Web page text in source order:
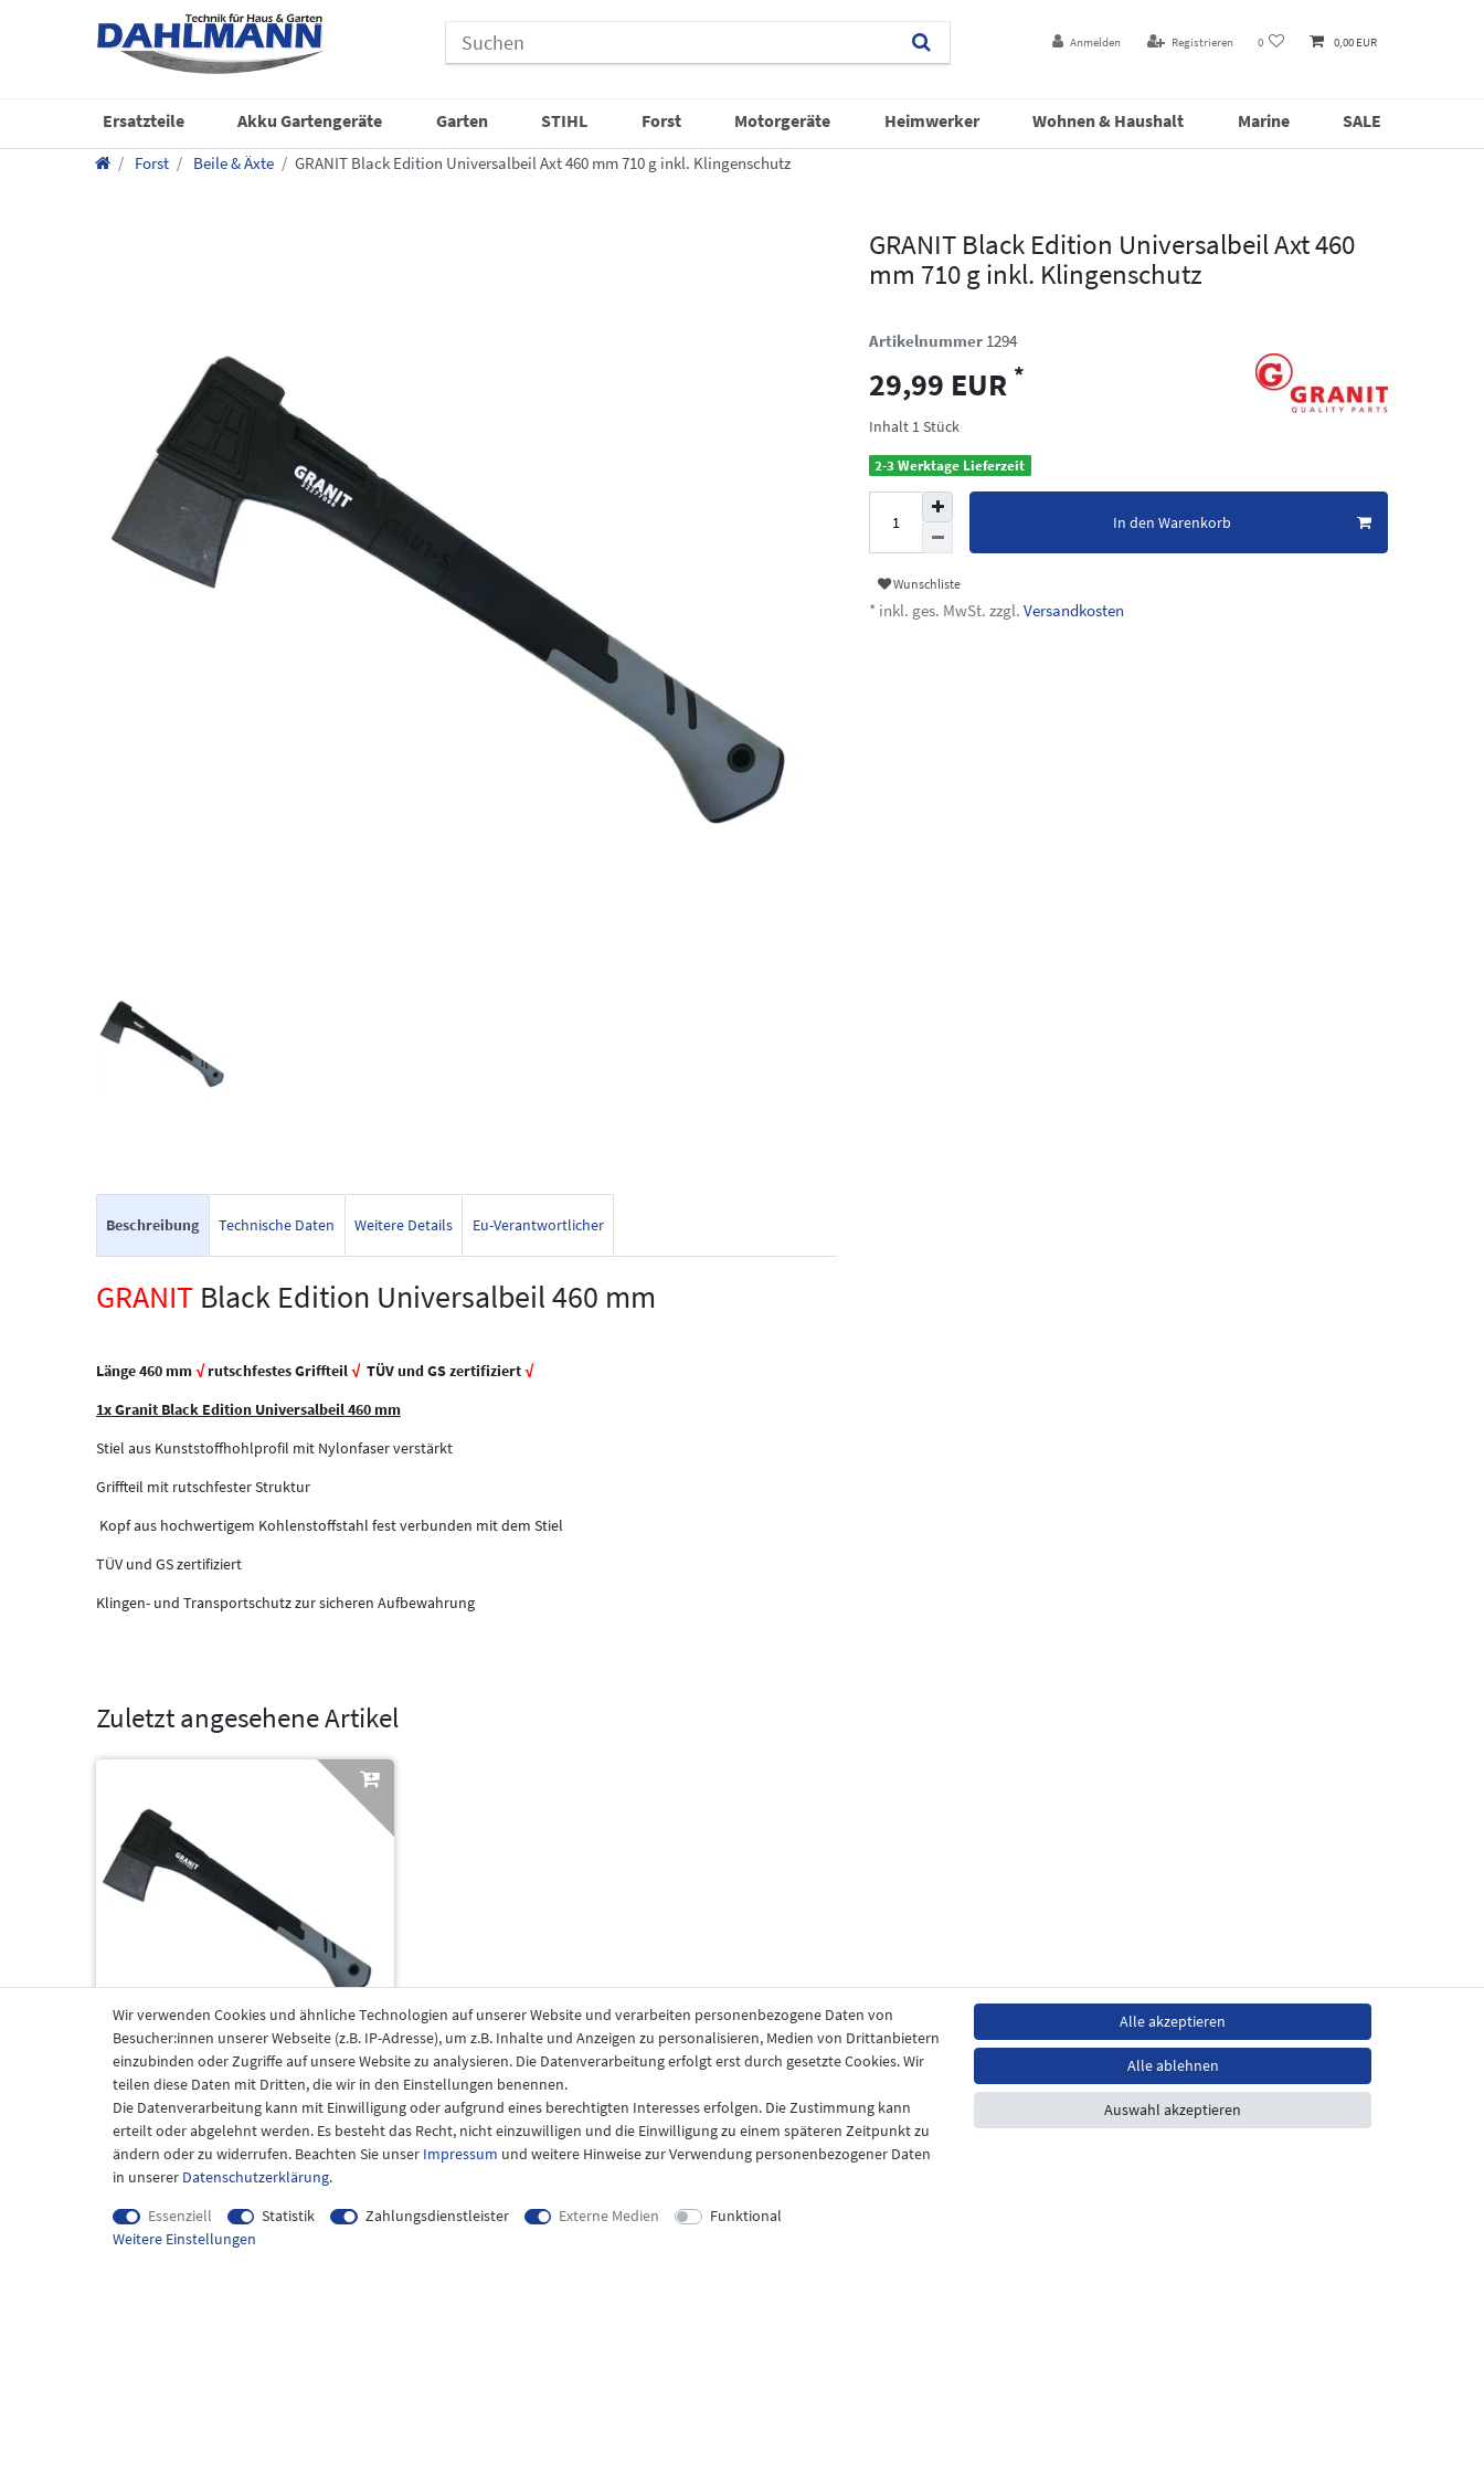
Anmelden Registrieren 0 0,00 EUR
Ersatzteile Akku Gartengeräte Garten STIHL Forst Motorgeräte Heimwerker Wohnen & Haushalt Marine SALE
Forst Beile & Äxte GRANIT Black Edition Universalbeil Axt 460 mm 710 g inkl. Klingenschutz
GRANIT Black Edition Universalbeil Axt 460
mm 710 g inkl. Klingenschutz
Artikelnummer 1294
29,99 EUR *
Inhalt 1Stück
2-3 Werktage Lieferzeit
In den Warenkorb
Wunschliste
* inkl. ges. MwSt. zzgl. Versandkosten
Beschreibung Technische Daten Weitere Details Eu-Verantwortlicher
GRANIT Black Edition Universalbeil 460 mm
Länge 460 mm√rutschfestes Griffteil √TÜV und GS zertifiziert√
1x Granit Black Edition Universalbeil 460 mm
Stiel aus Kunststoffhohlprofil mit Nylonfaser verstärkt
Griffteil mit rutschfester Struktur
Kopf aus hochwertigem Kohlenstoffstahl fest verbunden mit dem Stiel
TÜV und GS zertifiziert
Klingen- und Transportschutz zur sicheren Aufbewahrung
Zuletzt angesehene Artikel
GRANIT Black Edition Universalbeil Axt
460 mm 710 g inkl. Klingenschutz
29,99 € *
Wir verwenden Cookies und ähnliche Technologien auf unserer Website und verarbeiten personenbezogene Daten von
Besucher:innen unserer Webseite (z.B. IP-Adresse), um z.B. Inhalte und Anzeigen zu personalisieren, Medien von Drittanbietern
einzubinden oder Zugriffe auf unsere Website zu analysieren. Die Datenverarbeitung erfolgt erst durch gesetzte Cookies. Wir
teilen diese Daten mit Dritten, die wir in den Einstellungen benennen.
Die Datenverarbeitung kann mit Einwilligung oder aufgrund eines berechtigten Interesses erfolgen. Die Zustimmung kann
erteilt oder abgelehnt werden. Es besteht das Recht, nicht einzuwilligen und die Einwilligung zu einem späteren Zeitpunkt zu
ändern oder zu widerrufen. Beachten Sie unser Impressum und weitere Hinweise zur Verwendung personenbezogener Daten
in unserer Daten­schutz­erklärung.
Essenziell
Statistik Zahlungsdienstleister Externe Medien
Funktional
Weitere Einstellungen
Alle akzeptieren
Alle ablehnen
Auswahl akzeptieren